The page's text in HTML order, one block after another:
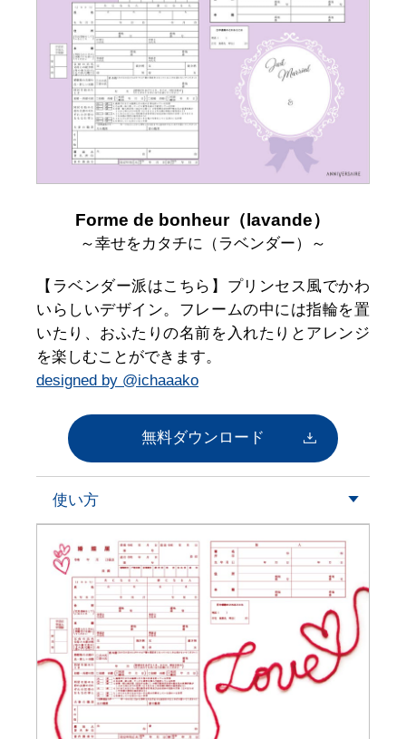
Forme de bonheur（lavande）
～幸せをカタチに（ラベンダー）～
【ラベンダー派はこちら】プリンセス風でかわ
いらしいデザイン。フレームの中には指輪を置
いたり、おふたりの名前を入れたりとアレンジ
を楽しむことができます。
designed by @ichaaako
無料ダウンロード
使い方